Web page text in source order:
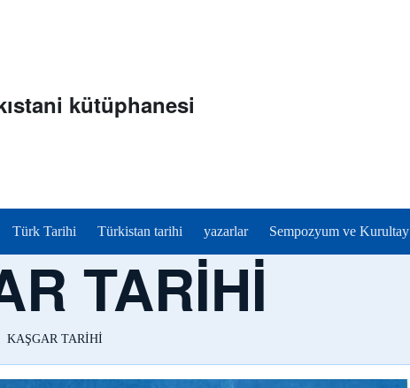
kütüphanesi
Türk Tarihi Türkistan tarihi yazarlar Sempozyum ve Kurultay
TARİHİ
KAŞGAR TARİHİ